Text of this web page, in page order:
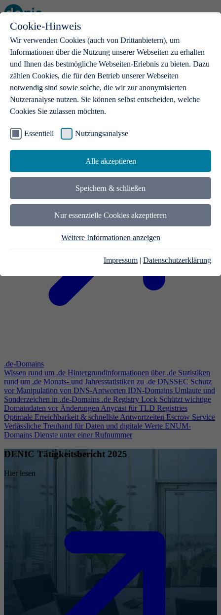
Cookie-Hinweis
Wir verwenden Cookies (auch von Drittanbietern), um
Informationen über die Nutzung unserer Webseiten zu erhalten
und Ihnen das bestmögliche Webseiten-Erlebnis zu bieten. Dazu
zählen Cookies, die für den Betrieb unserer Webseiten
notwendig sind sowie solche, die wir zur anonymisierten
Nutzeranalyse nutzen. Sie können selbst entscheiden, welche
Cookies Sie zulassen möchten.
Essentiell Nutzungsanalyse
Alle akzeptieren
Speichern & schließen
Nur essenzielle Cookies akzeptieren
Weitere Informationen anzeigen
Impressum | Datenschutzerklärung
Open main menu
.de-Domains
Mit einer .de-Domain erhalten Ideen eine Bühne
.de-Domains
Wissen rund um .de Hintergrundinformationen über .de Statistiken
rund um .de Monats- und Jahresstatistiken zu .de DNSSEC Schutz
vor Manipulation von DNS-Antworten IDN-Domains Umlaute und
Sonderzeichen in .de-Domains .de Registry Lock Schützt wichtige
Domaindaten vor ÄnderungenAnycast für TLD Registries
Optimale Erreichbarkeit & schnellste Antwortzeiten Escrow Service
Verlässliche Treuhand für Daten und digitale Werte ENUM-
Domains Dienste unter einer Rufnummer
DENIC Tätigkeitsbericht 2025
Hier lesen